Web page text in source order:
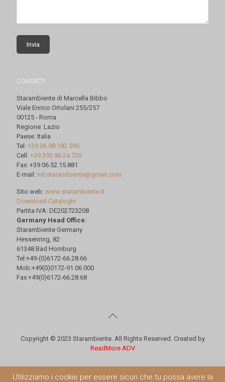
CONTATTI
Starambiente di Marcella Bibbo
Viale Enrico Ortolani 255/257
00125 - Roma
Regione: Lazio
Paese: Italia
Tel: +39 06.98.182.595
Cell: +39 393.96.24.726
Fax: +39 06.52.15.881
E-mail: mbstarambiente@gmail.com
Sito web: www.starambiente.it
Download Cataloghi
Partita IVA: DE202723208
Germany Head Office:
Starambiente Germany
Hessenring, 82
61348 Bad Homburg
Tel:+49-(0)6172-66.28.66
Mob:+49(0)0172-91.06.000
Fax:+49(0)6172-66.28.68
Copyright © 2023 Starambiente. All Rights Reserved. Created by
ReadMore ADV
Utilizziamo i cookie per essere sicuri che tu possa avere la